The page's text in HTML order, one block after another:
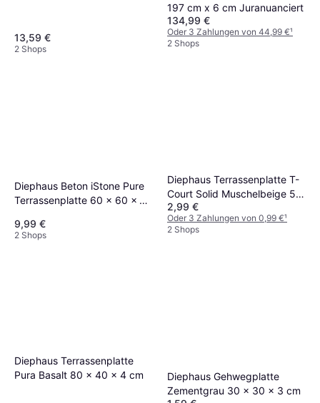
13,59 €
2 Shops
197 cm x 6 cm Juranuanciert
134,99 €
Oder 3 Zahlungen von 44,99 €¹
2 Shops
Diephaus Beton iStone Pure
Terrassenplatte 60 x 60 x 4
9,99 €
2 Shops
Diephaus Terrassenplatte T-
Court Solid Muschelbeige 50
x 25 x 4 cm
2,99 €
Oder 3 Zahlungen von 0,99 €¹
2 Shops
Diephaus Terrassenplatte
Pura Basalt 80 x 40 x 4 cm
Diephaus Gehwegplatte
Zementgrau 30 x 30 x 3 cm